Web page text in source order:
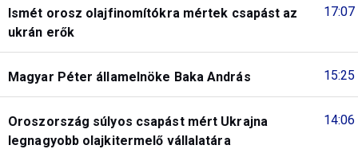
17:07
Ismét orosz olajfinomítókra mértek csapást az
ukrán erők
15:25
Magyar Péter államelnöke Baka András
14:06
Oroszország súlyos csapást mért Ukrajna
legnagyobb olajkitermelő vállalatára